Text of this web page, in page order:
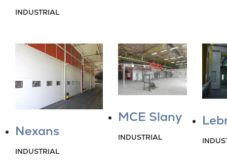
INDUSTRIAL
Nexans
INDUSTRIAL
MCE Slany
INDUSTRIAL